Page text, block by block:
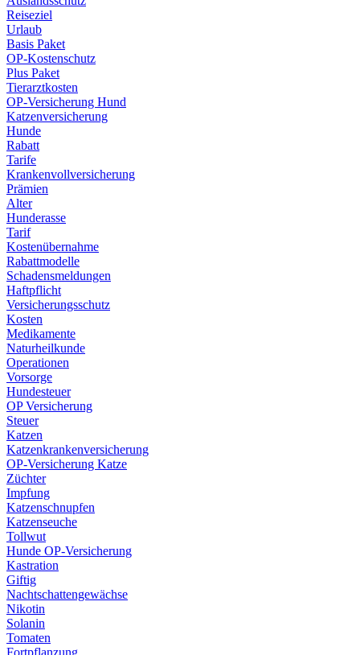
Reiseziel
Urlaub
Basis Paket
OP-Kostenschutz
Plus Paket
Tierarztkosten
OP-Versicherung Hund
Katzenversicherung
Hunde
Rabatt
Tarife
Krankenvollversicherung
Prämien
Alter
Hunderasse
Tarif
Kostenübernahme
Rabattmodelle
Schadensmeldungen
Haftpflicht
Versicherungsschutz
Kosten
Medikamente
Naturheilkunde
Operationen
Vorsorge
Hundesteuer
OP Versicherung
Steuer
Katzen
Katzenkrankenversicherung
OP-Versicherung Katze
Züchter
Impfung
Katzenschnupfen
Katzenseuche
Tollwut
Hunde OP-Versicherung
Kastration
Giftig
Nachtschattengewächse
Nikotin
Solanin
Tomaten
Fortpflanzung